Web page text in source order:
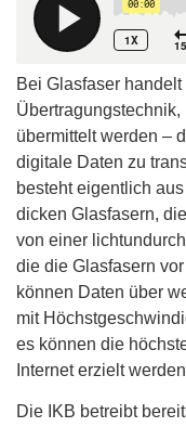
Bei Glasfaser
übermittelt werden –
digitale Daten zu
besteht eigentlich
dicken Glasfasern,
von einer
die die Glasfasern
können Daten über
mit
es können die
Internet erzielt
Die IKB betreibt